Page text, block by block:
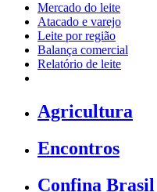
Mercado do leite
Atacado e varejo
Leite por região
Balança comercial
Relatório de leite
Agricultura
Encontros
Confina Brasil